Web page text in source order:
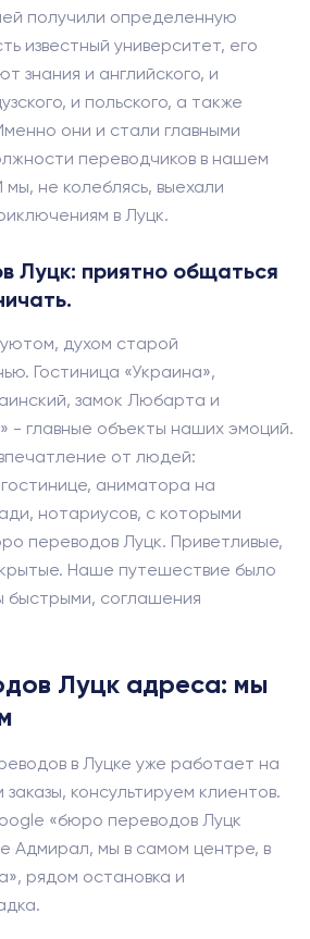
получили определенную
известный университет, его
знания и английского, и
и польского, а также
они и стали главными
переводчиков в нашем
не колеблясь, выехали
в Луцк.
Луцк: приятно общаться
духом старой
Гостиница «Украина»,
замок Любарта и
- главные объекты наших эмоций.
от людей:
аниматора на
нотариусов, с которыми
переводов Луцк. Приветливые,
Наше путешествие было
быстрыми, соглашения
Луцк адреса: мы
в Луцке уже работает на
консультируем клиентов.
«бюро переводов Луцк
Адмирал, мы в самом центре, в
рядом остановка и